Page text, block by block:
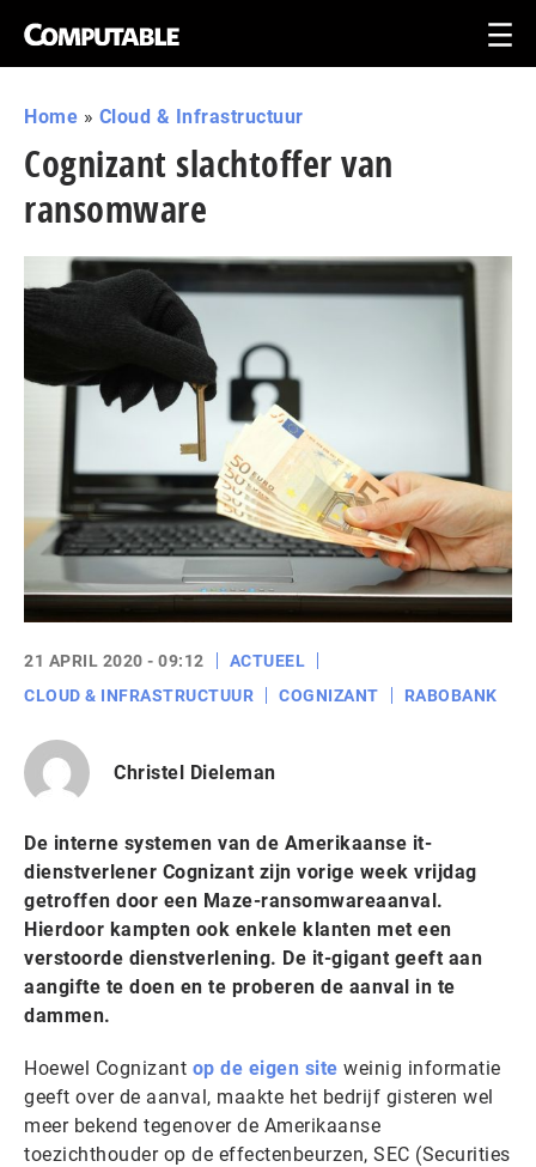
Home » Cloud & Infrastructuur
Cognizant slachtoffer van
ransomware
21 APRIL 2020 - 09:12
ACTUEEL
CLOUD & INFRASTRUCTUUR
COGNIZANT RABOBANK
Christel Dieleman
De interne systemen van de Amerikaanse it-
dienstverlener Cognizant zijn vorige week vrijdag
getroffen door een Maze-ransomwareaanval.
Hierdoor kampten ook enkele klanten met een
verstoorde dienstverlening. De it-gigant geeft aan
aangifte te doen en te proberen de aanval in te
dammen.
Hoewel Cognizant op de eigen site weinig informatie
geeft over de aanval, maakte het bedrijf gisteren wel
meer bekend tegenover de Amerikaanse
toezichthouder op de effectenbeurzen, SEC (Securities